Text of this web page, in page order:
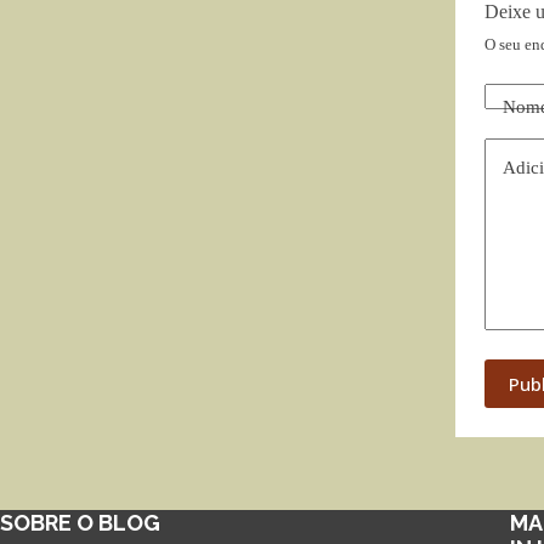
Deixe
O seu
SOBRE O BLOG